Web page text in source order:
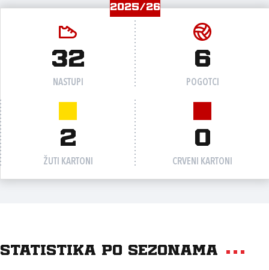
2025/26
32
NASTUPI
6
POGOTCI
2
ŽUTI KARTONI
0
CRVENI KARTONI
Statistika po sezonama